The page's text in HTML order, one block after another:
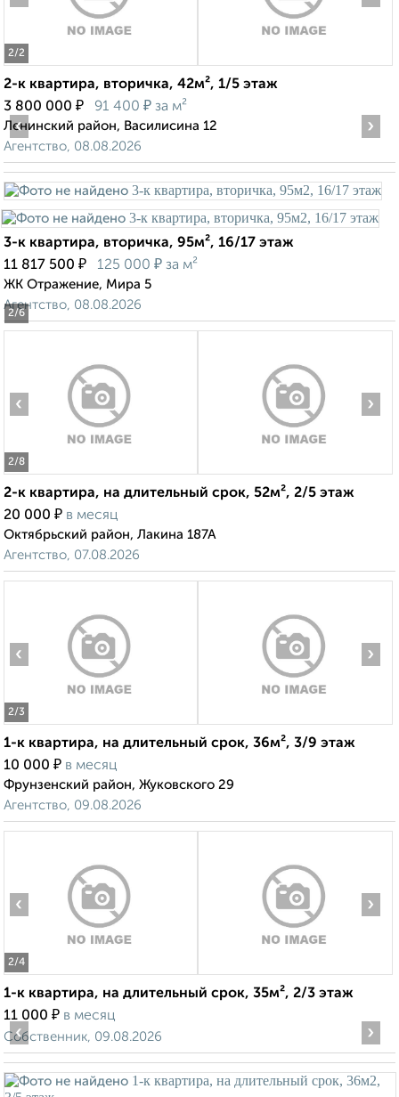
2/2
2-к квартира, вторичка, 42м², 1/5 этаж
3 800 000 ₽ 91 400 ₽ за м²
Ленинский район, Василисина 12
Агентство, 08.08.2026
2/6
‹ ›
3-к квартира, вторичка, 95м², 16/17 этаж
11 817 500 ₽ 125 000 ₽ за м²
ЖК Отражение, Мира 5
Агентство, 08.08.2026
2/8
‹ ›
2-к квартира, на длительный срок, 52м², 2/5 этаж
20 000 ₽ в месяц
Октябрьский район, Лакина 187А
Агентство, 07.08.2026
2/3
‹ ›
1-к квартира, на длительный срок, 36м², 3/9 этаж
10 000 ₽ в месяц
Фрунзенский район, Жуковского 29
Агентство, 09.08.2026
2/4
‹ ›
1-к квартира, на длительный срок, 35м², 2/3 этаж
11 000 ₽ в месяц
Собственник, 09.08.2026
‹ ›